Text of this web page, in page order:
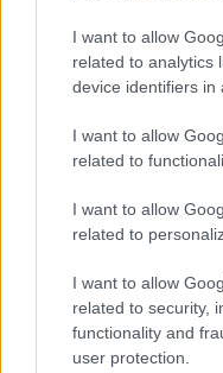
I want to allow
related to analytics
device identifiers in
I want to allow
related to
I want to allow
related to
I want to allow
related to security,
functionality and
user protection.
Otthagyta a